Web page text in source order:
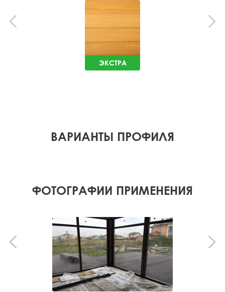
ЭКСТРА
ВАРИАНТЫ ПРОФИЛЯ
ФОТОГРАФИИ ПРИМЕНЕНИЯ